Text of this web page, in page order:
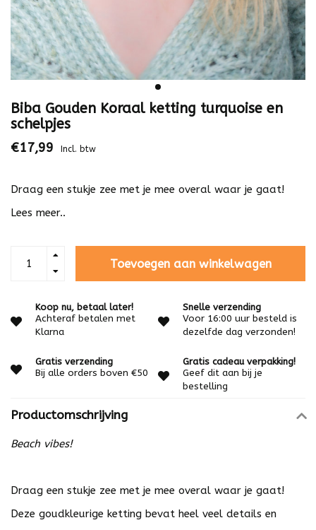
Biba Gouden Koraal ketting turquoise en
schelpjes
€17,99 Incl. btw
Draag een stukje zee met je mee overal waar je gaat!
Lees meer..
Toevoegen aan winkelwagen
Koop nu, betaal later!
Achteraf betalen met
Klarna
Snelle verzending
Voor 16:00 uur besteld is
dezelfde dag verzonden!
Gratis verzending
Bij alle orders boven €50
Gratis cadeau verpakking!
Geef dit aan bij je
bestelling
Productomschrijving
Beach vibes!
Draag een stukje zee met je mee overal waar je gaat!
Deze goudkleurige ketting bevat heel veel details en